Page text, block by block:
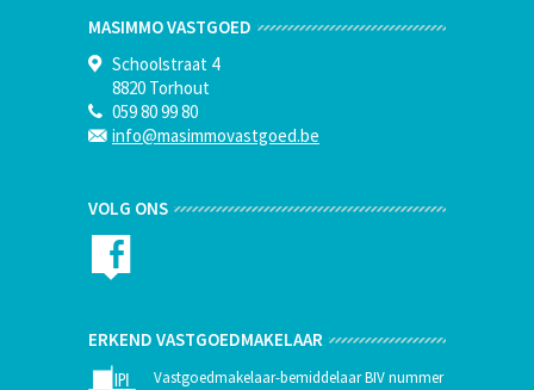
MASIMMO VASTGOED
Schoolstraat 4
8820 Torhout
059 80 99 80
info@masimmovastgoed.be
VOLG ONS
ERKEND VASTGOEDMAKELAAR
Vastgoedmakelaar-bemiddelaar BIV nummer